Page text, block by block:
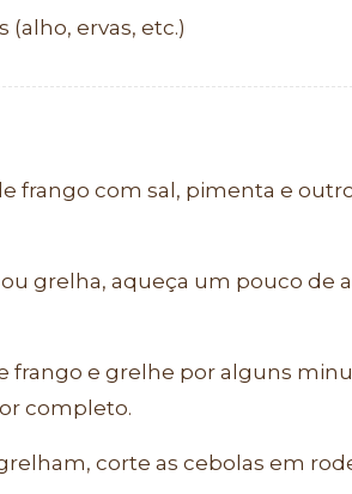
(alho, ervas, etc.)
frango com sal, pimenta e
grelha, aqueça um pouco de
frango e grelhe por alguns
completo.
corte as cebolas em